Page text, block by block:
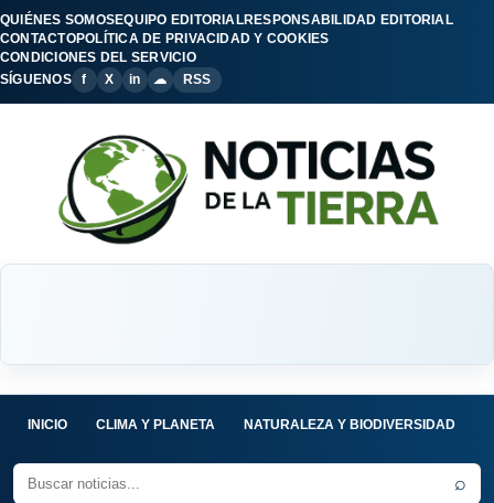
QUIÉNES SOMOSEQUIPO EDITORIALRESPONSABILIDAD EDITORIAL
CONTACTOPOLÍTICA DE PRIVACIDAD Y COOKIES
CONDICIONES DEL SERVICIO
SÍGUENOS
f X in ☁ RSS
INICIO CLIMA Y PLANETA NATURALEZA Y BIODIVERSIDAD
⌕